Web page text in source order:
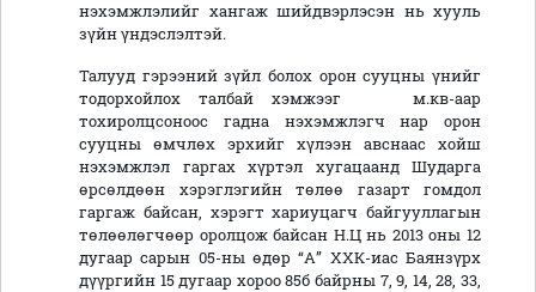
нэхэмжлэлийг хангаж шийдвэрлэсэн нь хууль
зүйн үндэслэлтэй.
Талууд гэрээний зүйл болох орон сууцны үнийг
тодорхойлох талбай хэмжээг м.кв-аар
тохиролцсоноос гадна нэхэмжлэгч нар орон
сууцны өмчлөх эрхийг хүлээн авснаас хойш
нэхэмжлэл гаргах хүртэл хугацаанд Шударга
өрсөлдөөн хэрэглэгийн төлөө газарт гомдол
гаргаж байсан, хэрэгт хариуцагч байгууллагын
төлөөлөгчөөр оролцож байсан Н.Ц нь 2013 оны 12
дугаар сарын 05-ны өдөр “А” ХХК-иас Баянзүрх
дүүргийн 15 дугаар хороо 85б байрны 7, 9, 14, 28, 33,